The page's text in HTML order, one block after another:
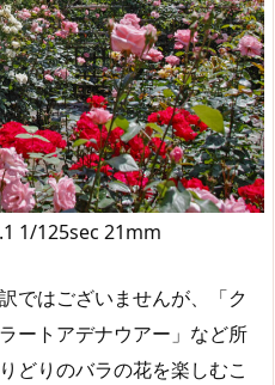
1/125sec 21mm
ではございませんが、「ク
ートアデナウアー」など所
どりのバラの花を楽しむこ